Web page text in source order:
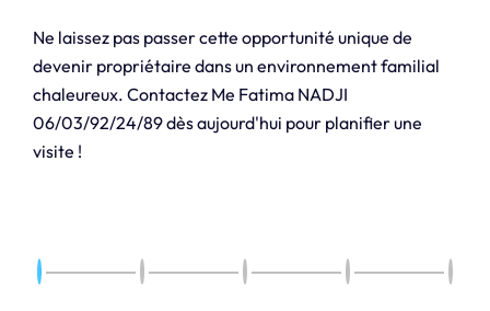
Ne laissez pas passer cette opportunité unique de
devenir propriétaire dans un environnement familial
chaleureux. Contactez Me Fatima NADJI
06/03/92/24/89 dès aujourd'hui pour planifier une
visite !